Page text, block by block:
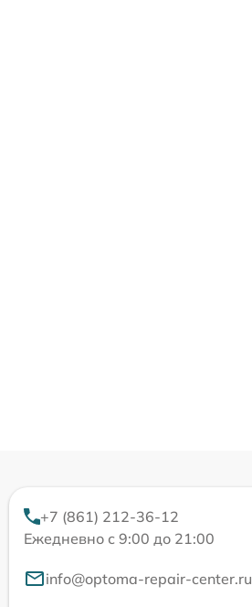
+7 (861) 212-36-12
Ежедневно с 9:00 до 21:00
info@optoma-repair-center.ru